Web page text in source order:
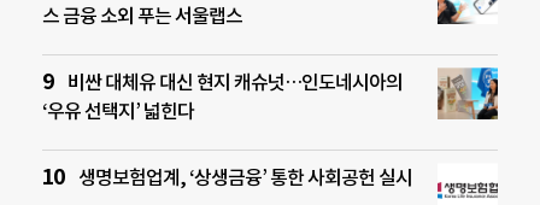
스 금융 소외 푸는 서울랩스
비싼 대체유 대신 현지 캐슈넛…인도네시아의
‘우유 선택지’ 넓힌다
생명보험업계, ‘상생금융’ 통한 사회공헌 실시